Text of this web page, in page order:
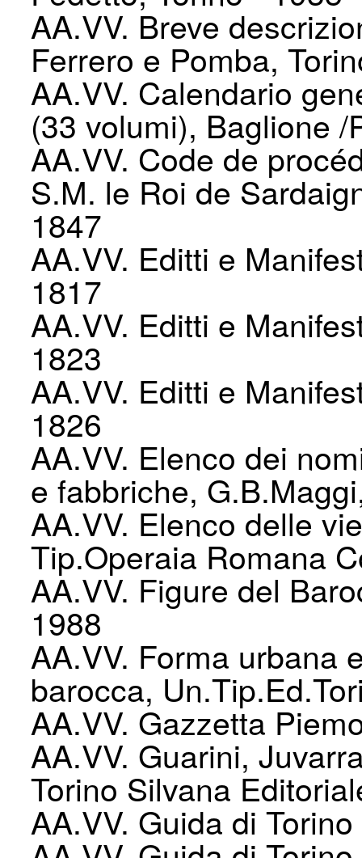
AA.VV. Breve
Ferrero e Pomba,
AA.VV. Calendario
(33 volumi), Baglione
AA.VV. Code de
S.M. le Roi de
1847
AA.VV. Editti e
1817
AA.VV. Editti e
1823
AA.VV. Editti e
1826
AA.VV. Elenco dei
e fabbriche,
AA.VV. Elenco delle
Tip.Operaia Romana
AA.VV. Figure del
1988
AA.VV. Forma urbana
barocca,
AA.VV. Gazzetta
AA.VV. Guarini,
Torino Silvana
AA.VV. Guida di